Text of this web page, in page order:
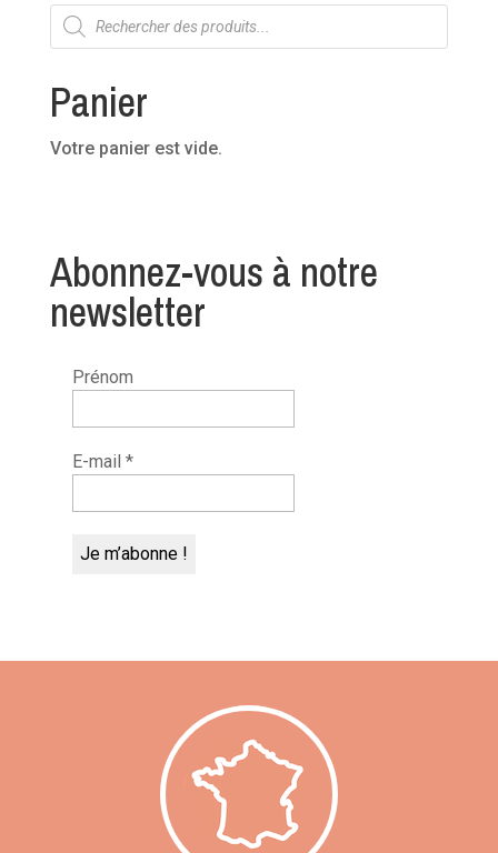
Recherche
de
produits
Panier
Votre panier est vide.
Abonnez-vous à notre
newsletter
Prénom
E-mail *